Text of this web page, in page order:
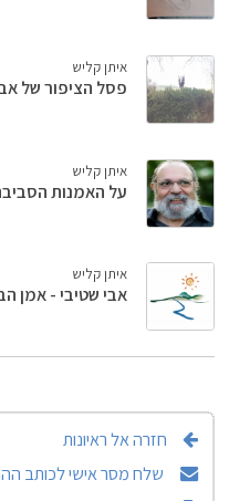
איתן קליש
פסל הציפור של
איתן קליש
על האמנות
איתן קליש
אבי שטיבי - אמן
חזרה אל ראיונות
שלח מסר אישי לכותב